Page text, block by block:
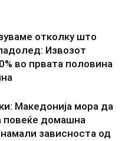
отколку што
Извозот
во првата половина
Македонија мора да
повеќе домашна
намали зависноста од